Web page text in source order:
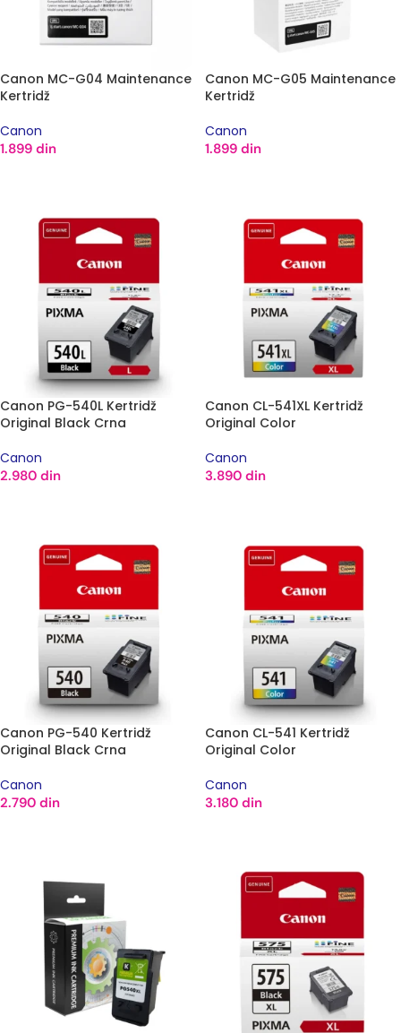
Canon MC-G04 Maintenance
Kertridž
Canon
1.899 din
Canon MC-G05 Maintenance
Kertridž
Canon
1.899 din
Canon PG-540L Kertridž
Original Black Crna
Canon
2.980 din
Canon CL-541XL Kertridž
Original Color
Canon
3.890 din
Canon PG-540 Kertridž
Original Black Crna
Canon
2.790 din
Canon CL-541 Kertridž
Original Color
Canon
3.180 din